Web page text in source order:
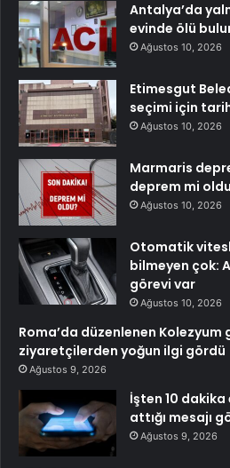
Antalya’da
evinde ölü
Ağustos 10, 2026
Etimesgut
seçimi için
Ağustos 10, 2026
Marmaris
deprem mi oldu
Ağustos 10, 2026
Otomatik
bilmeyen çok:
görevi var
Ağustos 10, 2026
Roma’da düzenlenen Kolezyum
ziyaretçilerden yoğun ilgi gördü
Ağustos 9, 2026
İşten 10 dakika
attığı mesajı
Ağustos 9, 2026